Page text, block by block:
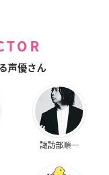
声優さん
諏訪部順一